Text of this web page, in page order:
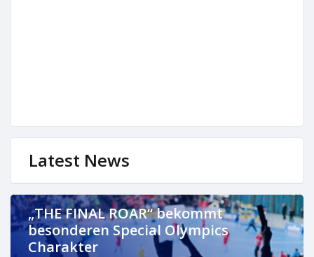
Latest News
„THE FINAL ROAR“ bekommt
besonderen Special Olympics
Charakter